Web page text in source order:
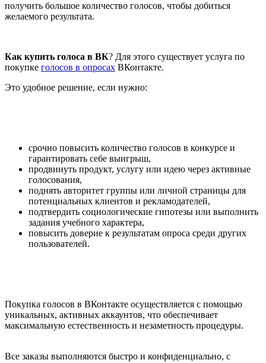
получить большое количество голосов, чтобы добиться
желаемого результата.
Как купить голоса в ВК? Для этого существует услуга по
покупке голосов в опросах ВКонтакте.
Это удобное решение, если нужно:
срочно повысить количество голосов в конкурсе и
гарантировать себе выигрыш,
продвинуть продукт, услугу или идею через активные
голосования,
поднять авторитет группы или личной страницы для
потенциальных клиентов и рекламодателей,
подтвердить социологические гипотезы или выполнить
задания учебного характера,
повысить доверие к результатам опроса среди других
пользователей.
Покупка голосов в ВКонтакте осуществляется с помощью
уникальных, активных аккаунтов, что обеспечивает
максимальную естественность и незаметность процедуры.
Все заказы выполняются быстро и конфиденциально, с